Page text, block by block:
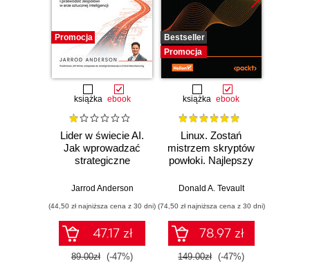
Promocja
książka ebook
Lider w świecie AI.
Jak wprowadzać
strategiczne
biznes i
zespołowi w erze
sztucznej
inteligencji
Jarrod Anderson
(44,50 zł najniższa cena z 30 dni)
47.17 zł
89.00zł (-47%)
Bestseller
Promocja
książka ebook
Linux. Zostań
mistrzem skryptów
powłoki. Najlepszy
którym
zautomatyzujesz i
usprawnisz każde
zadanie
Donald A. Tevault
(74,50 zł najniższa cena z 30 dni)
78.97 zł
149.00zł (-47%)